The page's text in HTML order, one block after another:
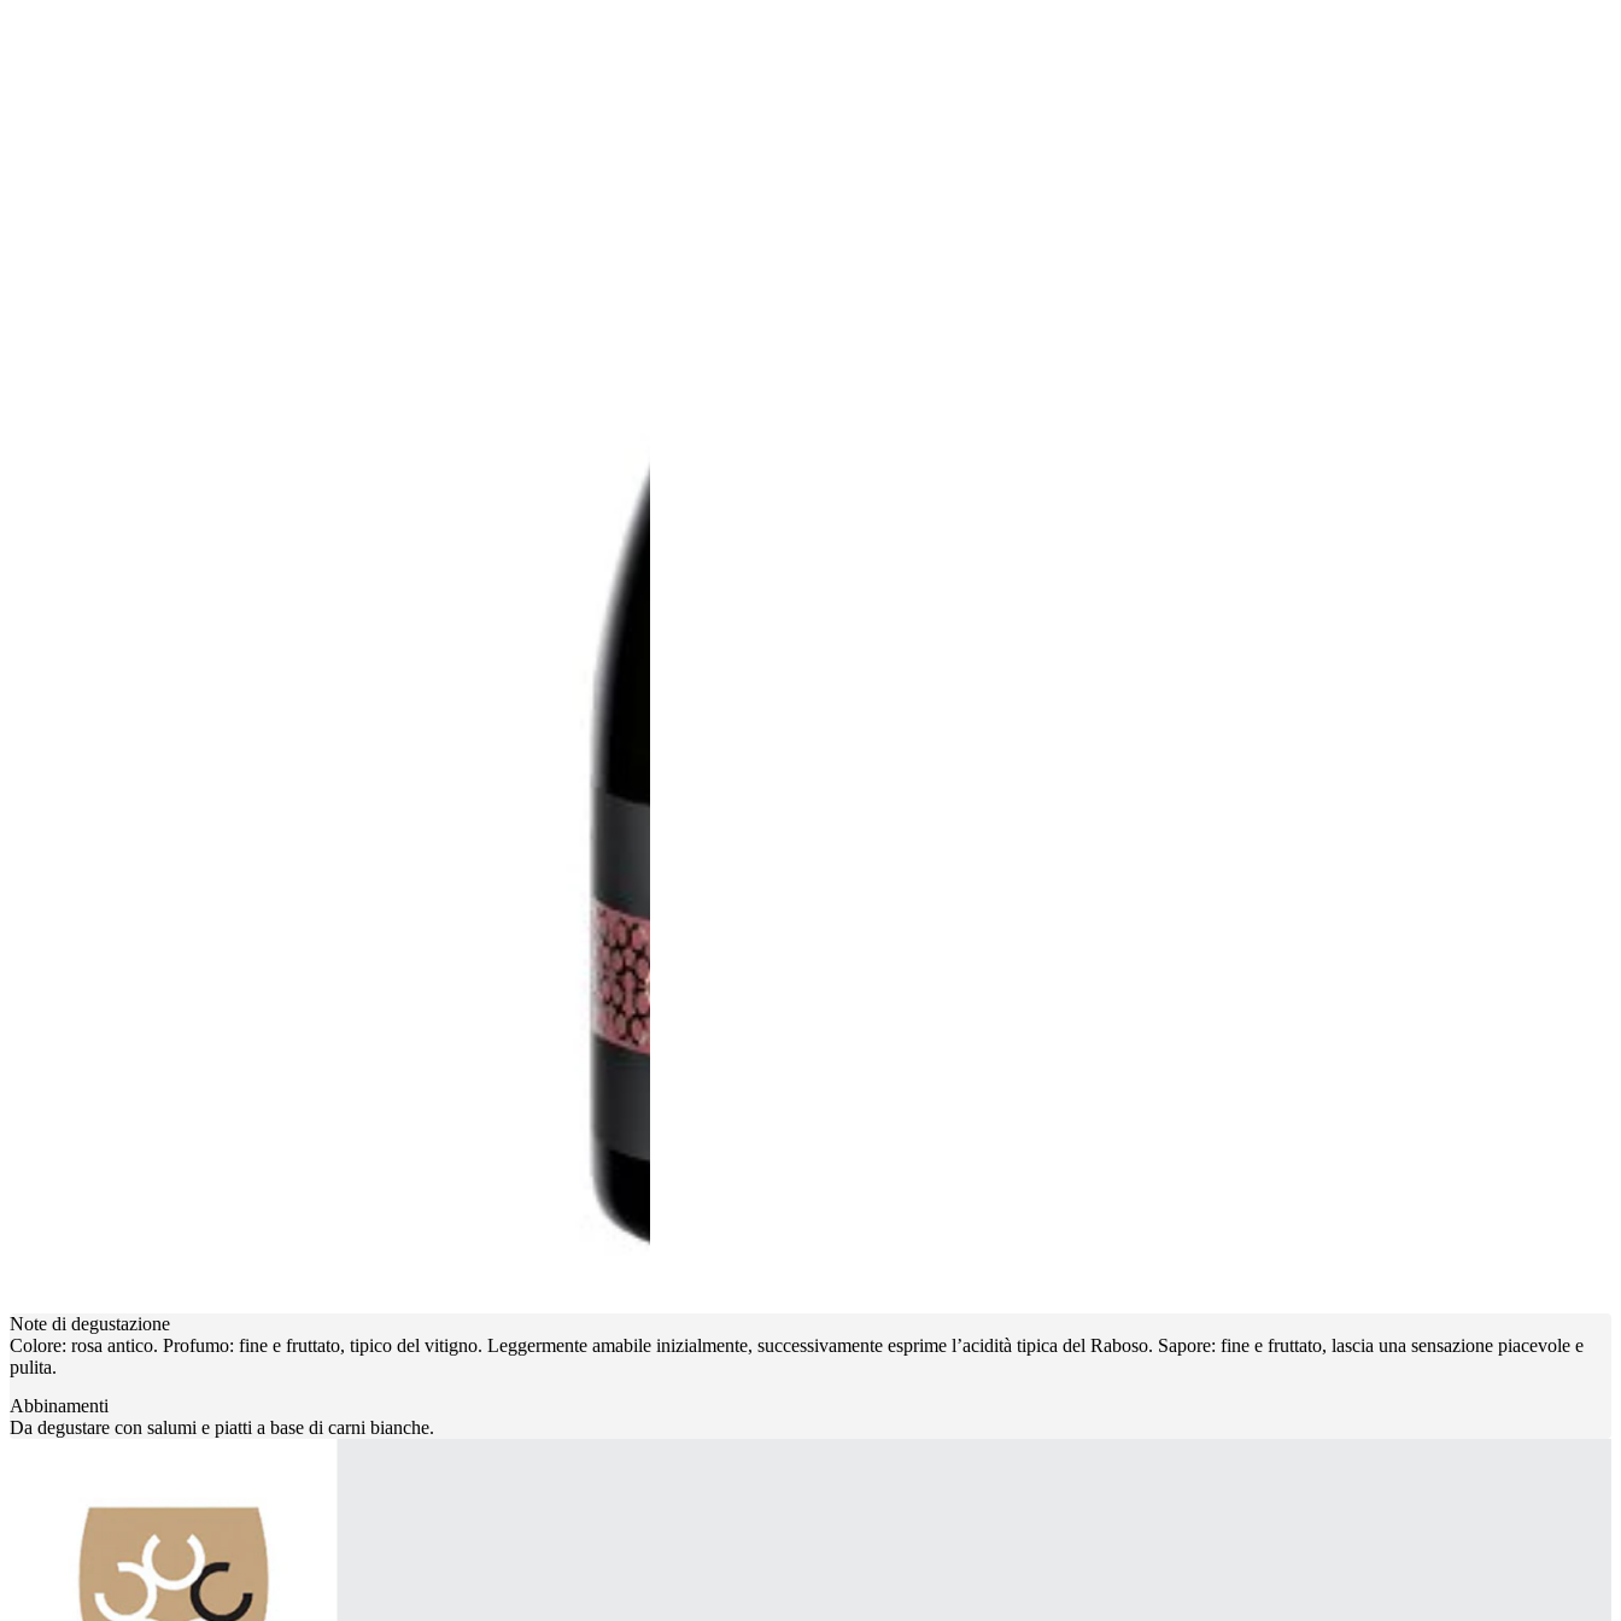
Note di degustazione
Colore: rosa antico. Profumo: fine e fruttato, tipico del vitigno. Leggermente amabile inizialmente, successivamente esprime l’acidità tipica del Raboso. Sapore: fine e fruttato, lascia una sensazione piacevole e
pulita.
Abbinamenti
Da degustare con salumi e piatti a base di carni bianche.